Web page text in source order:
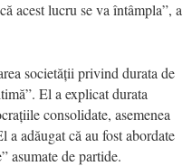
acest lucru se va întâmpla”, a
societății privind durata de
El a explicat durata
consolidate, asemenea
adăugat că au fost abordate
asumate de partide.